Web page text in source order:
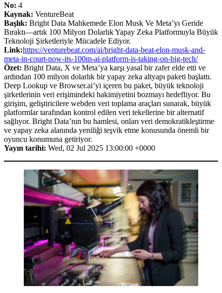
No: 4
Kaynak: VentureBeat
Başlık: Bright Data Mahkemede Elon Musk Ve Meta’yı Geride
Bıraktı—artık 100 Milyon Dolarlık Yapay Zeka Platformuyla Büyük
Teknoloji Şirketleriyle Mücadele Ediyor.
Link:https://venturebeat.com/ai/bright-data-beat-elon-musk-and-
meta-in-court-now-its-100m-ai-platform-is-taking-on-big-tech/
Özet: Bright Data, X ve Meta’ya karşı yasal bir zafer elde etti ve
ardından 100 milyon dolarlık bir yapay zeka altyapı paketi başlattı.
Deep Lookup ve Browser.ai’yi içeren bu paket, büyük teknoloji
şirketlerinin veri erişimindeki hakimiyetini bozmayı hedefliyor. Bu
girişim, geliştiricilere webden veri toplama araçları sunarak, büyük
platformlar tarafından kontrol edilen veri tekellerine bir alternatif
sağlıyor. Bright Data’nın bu hamlesi, onları veri demokratikleştirme
ve yapay zeka alanında yeniliği teşvik etme konusunda önemli bir
oyuncu konumuna getiriyor.
Yayın tarihi: Wed, 02 Jul 2025 13:00:00 +0000